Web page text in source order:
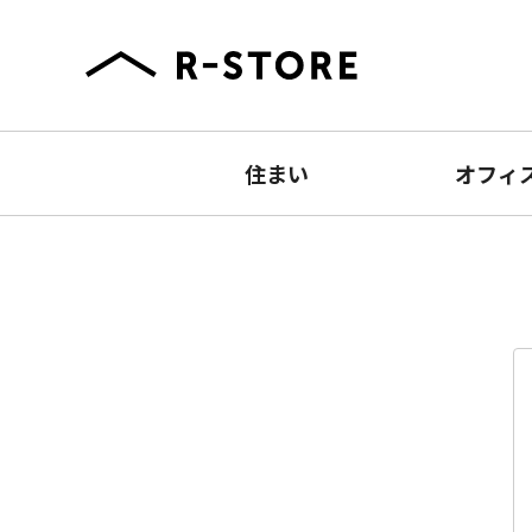
住まい オフィ